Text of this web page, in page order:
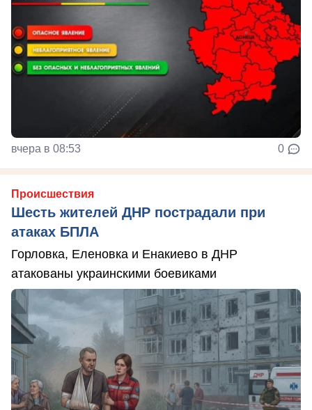
вчера в 08:53 0
Происшествия
Шесть жителей ДНР пострадали при
атаках БПЛА
Горловка, Еленовка и Енакиево в ДНР
атакованы украинскими боевиками